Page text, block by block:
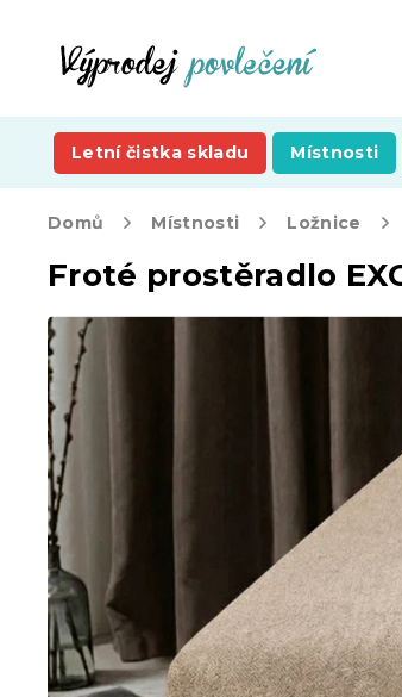
Letní čistka skladu Místnosti
Domů Místnosti Ložnice
Froté prostěradlo